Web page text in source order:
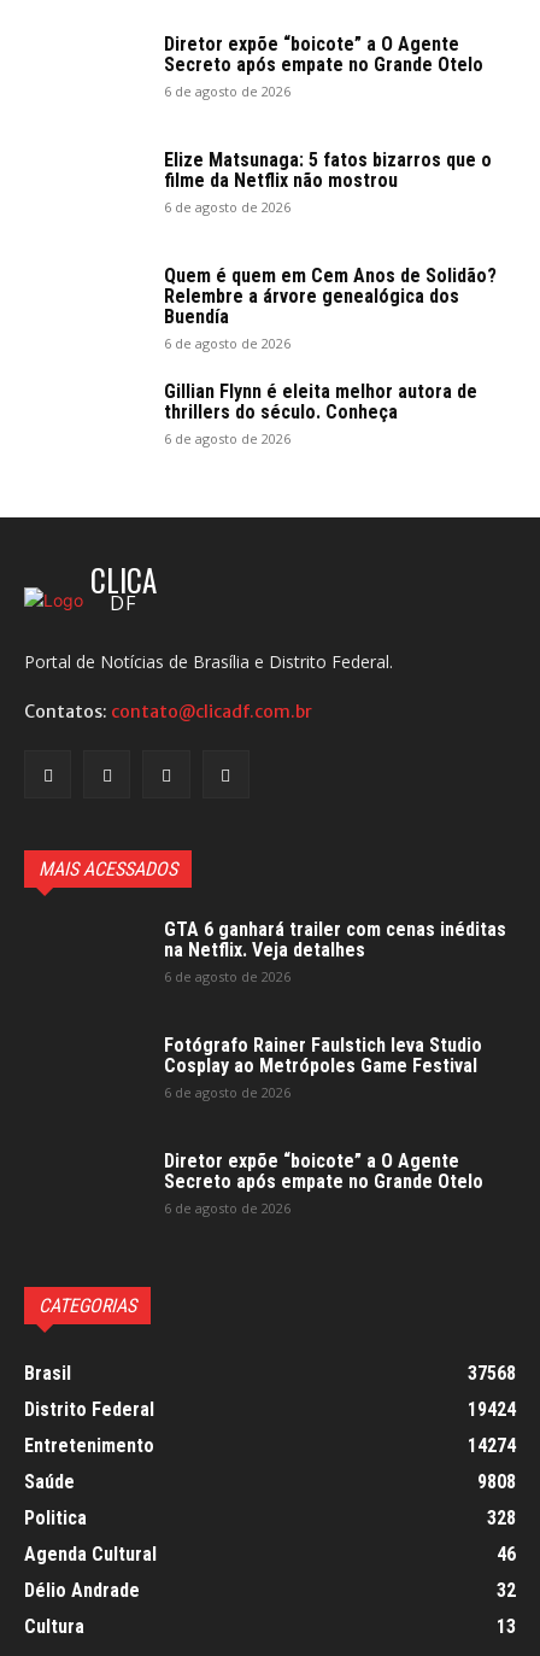
Diretor expõe “boicote” a O Agente
Secreto após empate no Grande Otelo
6 de agosto de 2026
Elize Matsunaga: 5 fatos bizarros que o
filme da Netflix não mostrou
6 de agosto de 2026
Quem é quem em Cem Anos de Solidão?
Relembre a árvore genealógica dos
Buendía
6 de agosto de 2026
Gillian Flynn é eleita melhor autora de
thrillers do século. Conheça
6 de agosto de 2026
CLICA
DF
Portal de Notícias de Brasília e Distrito Federal.
Contatos: contato@clicadf.com.br
MAIS ACESSADOS
GTA 6 ganhará trailer com cenas inéditas
na Netflix. Veja detalhes
6 de agosto de 2026
Fotógrafo Rainer Faulstich leva Studio
Cosplay ao Metrópoles Game Festival
6 de agosto de 2026
Diretor expõe “boicote” a O Agente
Secreto após empate no Grande Otelo
6 de agosto de 2026
CATEGORIAS
Brasil
37568
Distrito Federal
19424
Entretenimento
14274
Saúde
9808
Politica
328
Agenda Cultural
46
Délio Andrade
32
Cultura
13